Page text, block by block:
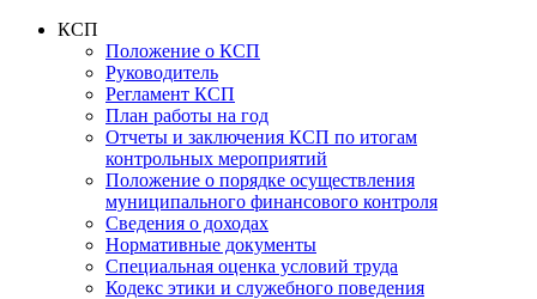
КСП
Положение о КСП
Руководитель
Регламент КСП
План работы на год
Отчеты и заключения КСП по итогам
контрольных мероприятий
Положение о порядке осуществления
муниципального финансового контроля
Сведения о доходах
Нормативные документы
Специальная оценка условий труда
Кодекс этики и служебного поведения